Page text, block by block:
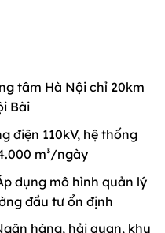
tâm Hà Nội chỉ 20km
Bài
điện 110kV, hệ thống
m³/ngày
dụng mô hình quản lý
đầu tư ổn định
hàng, hải quan, khu